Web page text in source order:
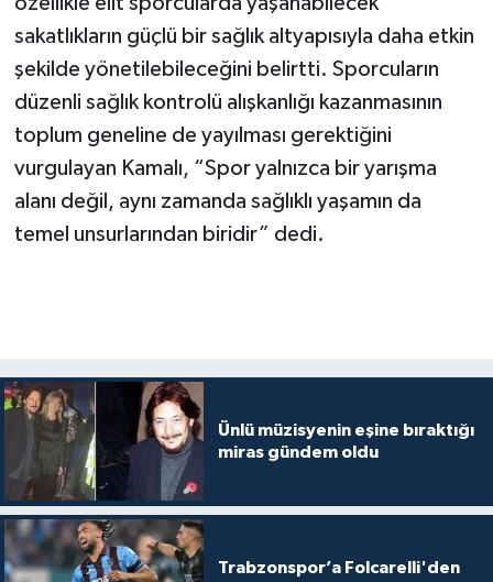
sakatlıkların güçlü bir sağlık altyapısıyla daha etkin
şekilde yönetilebileceğini belirtti. Sporcuların
düzenli sağlık kontrolü alışkanlığı kazanmasının
toplum geneline de yayılması gerektiğini
vurgulayan Kamalı, “Spor yalnızca bir yarışma
alanı değil, aynı zamanda sağlıklı yaşamın da
temel unsurlarından biridir” dedi.
Ünlü müzisyenin eşine bıraktığı
miras gündem oldu
Trabzonspor’a Folcarelli'den